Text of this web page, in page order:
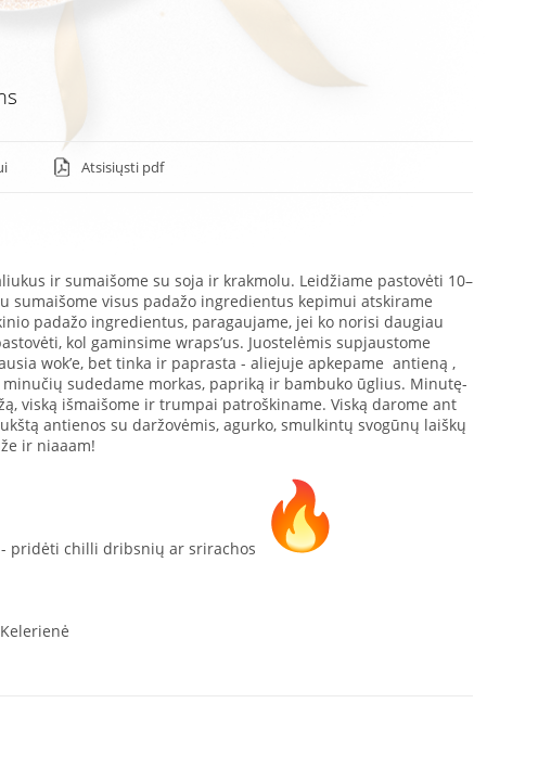
Atsisiųsti pdf
ir sumaišome su soja ir krakmolu. Leidžiame pastovėti 10–
sumaišome visus padažo ingredientus kepimui atskirame
padažo ingredientus, paragaujame, jei ko norisi daugiau
kol gaminsime wraps’us. Juostelėmis supjaustome
wok’e, bet tinka ir paprasta - aliejuje apkepame antieną ,
sudedame morkas, papriką ir bambuko ūglius. Minutę-
viską išmaišome ir trumpai patroškiname. Viską darome ant
antienos su daržovėmis, agurko, smulkintų svogūnų laiškų
ir niaaam!
pridėti chilli dribsnių ar srirachos